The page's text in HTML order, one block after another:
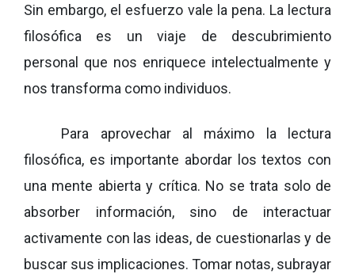
Sin embargo, el esfuerzo vale la pena. La lectura
filosófica es un viaje de descubrimiento
personal que nos enriquece intelectualmente y
nos transforma como individuos.
Para aprovechar al máximo la lectura
filosófica, es importante abordar los textos con
una mente abierta y crítica. No se trata solo de
absorber información, sino de interactuar
activamente con las ideas, de cuestionarlas y de
buscar sus implicaciones. Tomar notas, subrayar